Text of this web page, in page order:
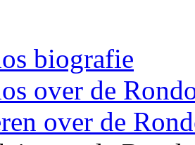
biografie
over de
over de